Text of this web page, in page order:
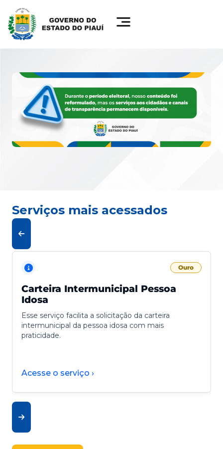
Serviços mais acessados
Ouro
Carteira Intermunicipal Pessoa
Idosa
Esse serviço facilita a solicitação da carteira
intermunicipal da pessoa idosa com mais
praticidade.
Acesse o serviço ›